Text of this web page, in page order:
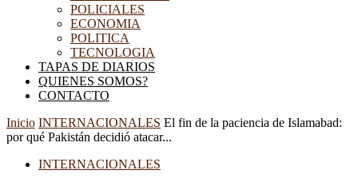
POLICIALES
ECONOMIA
POLITICA
TECNOLOGIA
TAPAS DE DIARIOS
QUIENES SOMOS?
CONTACTO
Inicio INTERNACIONALES El fin de la paciencia de Islamabad:
por qué Pakistán decidió atacar...
INTERNACIONALES